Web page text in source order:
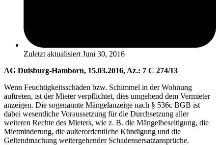
Zuletzt aktualisiert Juni 30, 2016
AG Duisburg-Hamborn, 15.03.2016, Az.: 7 C 274/13
Wenn Feuchtigkeitsschäden bzw. Schimmel in der Wohnung
auftreten, ist der Mieter verpflichtet, dies umgehend dem Vermieter
anzeigen. Die sogenannte Mängelanzeige nach § 536c BGB ist
dabei wesentliche Voraussetzung für die Durchsetzung aller
weiteren Rechte des Mieters, wie z. B. die Mängelbeseitigung, die
Mietminderung, die außerordentliche Kündigung und die
Geltendmachung weitergehender Schadensersatzansprüche.